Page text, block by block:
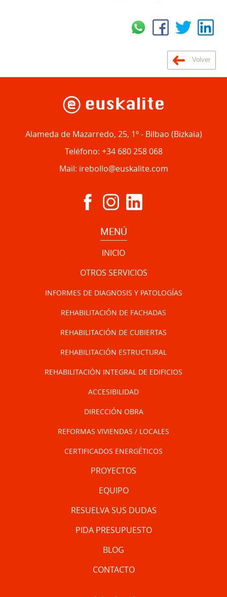
Volver
Alameda de Mazarredo, 25, 1º- Bilbao (Bizkaia)
Teléfono: +34 680 258 068
Mail: irebollo@euskalite.com
MENÚ
INICIO
OTROS SERVICIOS
INFORMES DE DIAGNOSIS Y PATOLOGÍAS
REHABILITACIÓN DE FACHADAS
REHABILITACIÓN DE CUBIERTAS
REHABILITACIÓN ESTRUCTURAL
REHABILITACIÓN INTEGRAL DE EDIFICIOS
ACCESIBILIDAD
DIRECCIÓN OBRA
REFORMAS VIVIENDAS / LOCALES
CERTIFICADOS ENERGÉTICOS
PROYECTOS
EQUIPO
RESUELVA SUS DUDAS
PIDA PRESUPUESTO
BLOG
CONTACTO